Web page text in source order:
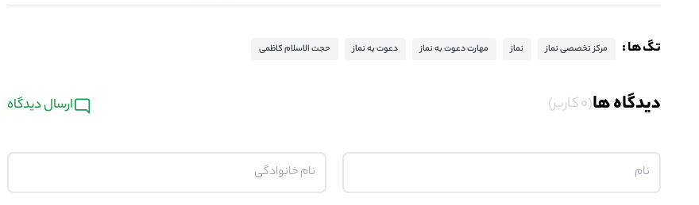
تگ ها : مرکز تخصصی نماز نماز مهارت دعوت به نماز دعوت به نماز حجت الاسلام کاظمی
دیدگاه ها(0 کاربر) ارسال دیدگاه